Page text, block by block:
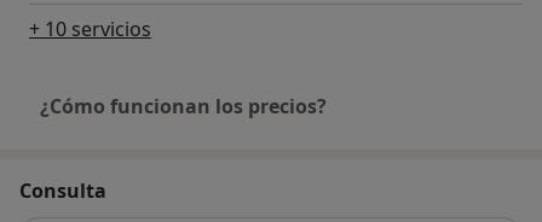
+ 10 servicios
¿Cómo funcionan los precios?
Consulta